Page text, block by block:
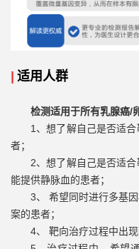
适用人群
检测适用于所有乳腺癌/
1、想了解自己是否适
者；
2、想了解自己是否适
能提供静脉血的患者；
3、 希望同时进行多基
案的患者；
4、 靶向治疗过程中出